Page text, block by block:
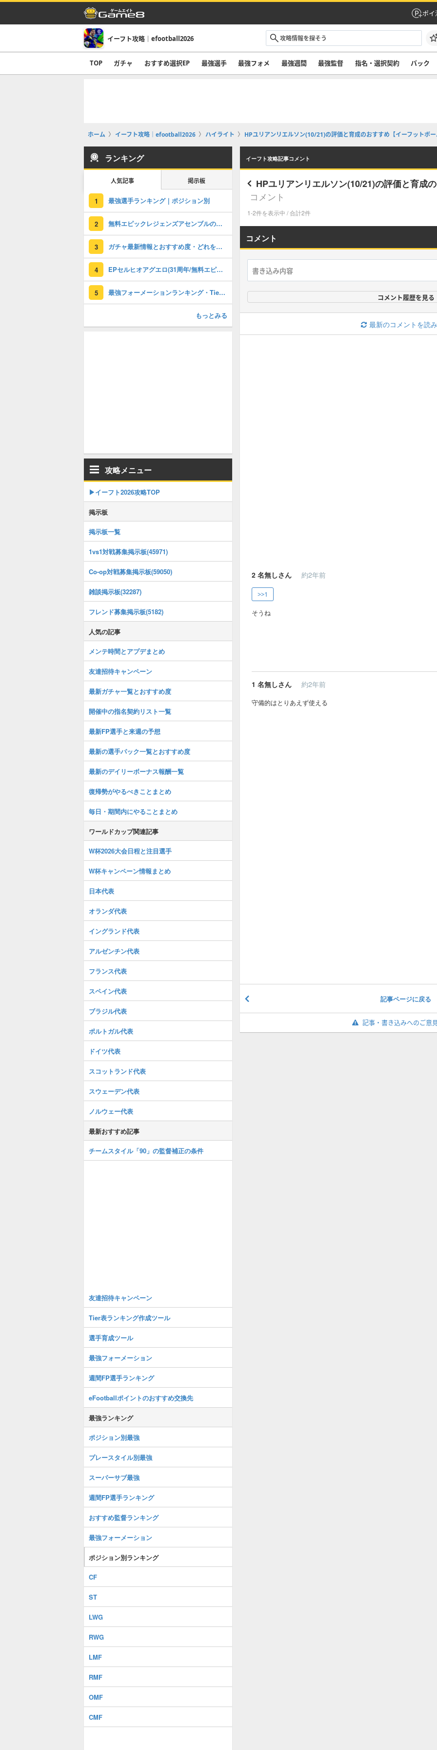
ポイ
イーフト攻略｜efootball2026
TOP ガチャ おすすめ選択EP 最強選手 最強フォメ 最強週間 最強監督 指名・選択契約 パック
ホーム イーフト攻略｜efootball2026 ハイライト HPユリアンリエルソン(10/21)の評価と育成のおすすめ【イーフットボー
イーフト攻略記事コメント
HPユリアンリエルソン(10/21)の評価と育成
コメント
1-2件を表示中 / 合計2件
コメント
コメント履歴を見る
最新のコメントを読
2 名無しさん 約2年前
>>1
そうね
1 名無しさん 約2年前
守備的はとりあえず使える
記事ページに戻る
記事・書き込みへのご意
ランキング
人気記事 掲示板
1 最強選手ランキング｜ポジション別
2 無料エピックレジェンズアセンブルのおすすめ選択(当たり)選手ランキングと引き方
3 ガチャ最新情報とおすすめ度・どれを引くべき？
4 EPセルヒオアグエロ(31周年/無料エピック)の評価とおすすめ育成・スキル追加
5 最強フォーメーションランキング・Tier表
もっとみる
攻略メニュー
▶イーフト2026攻略TOP
掲示板
掲示板一覧
1vs1対戦募集掲示板(45971)
Co-op対戦募集掲示板(59050)
雑談掲示板(32287)
フレンド募集掲示板(5182)
人気の記事
メンテ時間とアプデまとめ
友達招待キャンペーン
最新ガチャ一覧とおすすめ度
開催中の指名契約リスト一覧
最新FP選手と来週の予想
最新の選手パック一覧とおすすめ度
最新のデイリーボーナス報酬一覧
復帰勢がやるべきことまとめ
毎日・期間内にやることまとめ
ワールドカップ関連記事
W杯2026大会日程と注目選手
W杯キャンペーン情報まとめ
日本代表
オランダ代表
イングランド代表
アルゼンチン代表
フランス代表
スペイン代表
ブラジル代表
ポルトガル代表
ドイツ代表
スコットランド代表
スウェーデン代表
ノルウェー代表
最新おすすめ記事
チームスタイル「90」の監督補正の条件
友達招待キャンペーン
Tier表ランキング作成ツール
選手育成ツール
最強フォーメーション
週間FP選手ランキング
eFootballポイントのおすすめ交換先
最強ランキング
ポジション別最強
プレースタイル別最強
スーパーサブ最強
週間FP選手ランキング
おすすめ監督ランキング
最強フォーメーション
ポジション別ランキング
CF
ST
LWG
RWG
LMF
RMF
OMF
CMF